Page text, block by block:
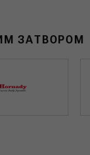
ЗАТВОРОМ